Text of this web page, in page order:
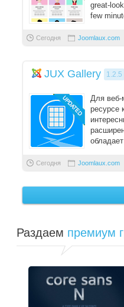
great-
few
Сегодня Joomlaux.com
JUX Gallery 1.2.5
Для веб-
ресурсе
Сегодня Joomlaux.com
Раздаем премиум